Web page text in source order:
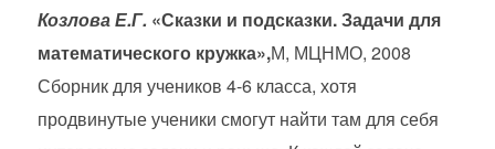
Козлова Е.Г. «Сказки и подсказки. Задачи для
математического кружка»,М, МЦНМО, 2008
Сборник для учеников 4-6 класса, хотя
продвинутые ученики смогут найти там для себя